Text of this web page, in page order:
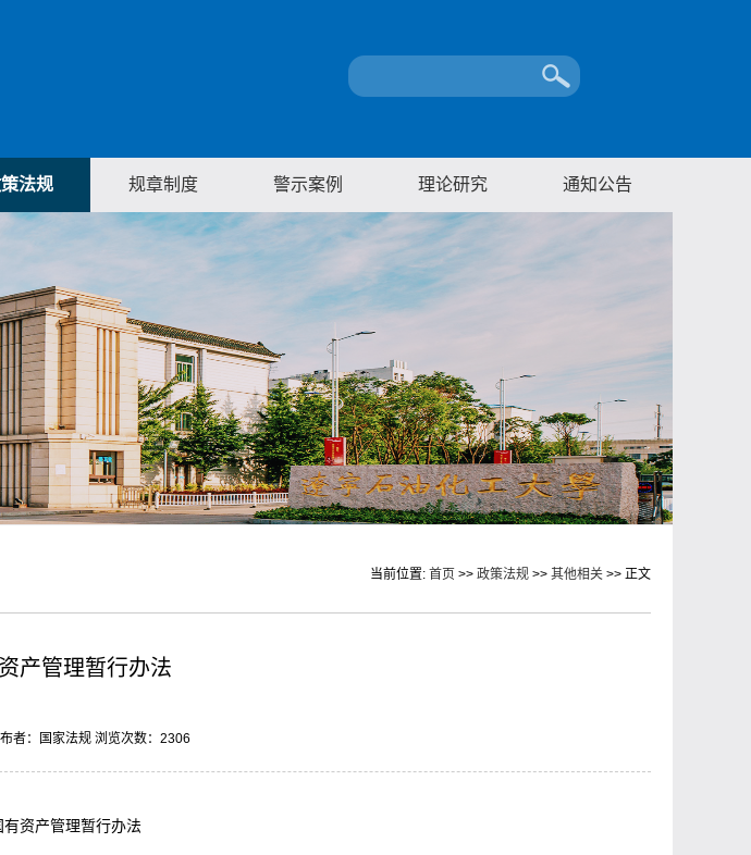
法规 规章制度 警示案例 理论研究 通知公告
当前位置: 首页 >> 政策法规 >> 其他相关 >> 正文
产管理暂行办法
者：国家法规 浏览次数： 2306
有资产管理暂行办法